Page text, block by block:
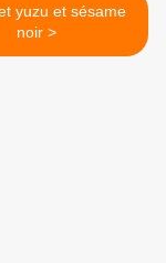
yuzu et sésame
noir >